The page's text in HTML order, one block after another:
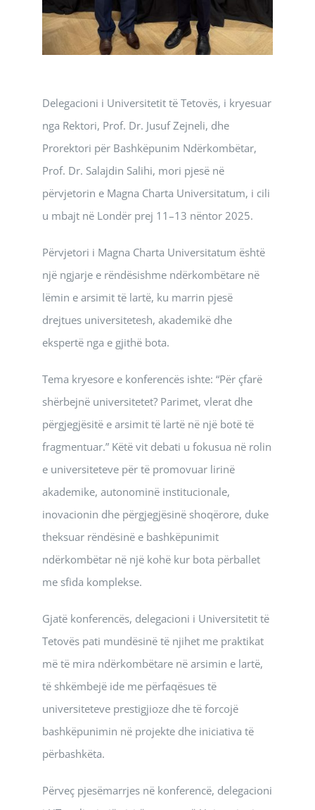
Delegacioni i Universitetit të Tetovës, i kryesuar
nga Rektori, Prof. Dr. Jusuf Zejneli, dhe
Prorektori për Bashkëpunim Ndërkombëtar,
Prof. Dr. Salajdin Salihi, mori pjesë në
përvjetorin e Magna Charta Universitatum, i cili
u mbajt në Londër prej 11–13 nëntor 2025.
Përvjetori i Magna Charta Universitatum është
një ngjarje e rëndësishme ndërkombëtare në
lëmin e arsimit të lartë, ku marrin pjesë
drejtues universitetesh, akademikë dhe
ekspertë nga e gjithë bota.
Tema kryesore e konferencës ishte: “Për çfarë
shërbejnë universitetet? Parimet, vlerat dhe
përgjegjësitë e arsimit të lartë në një botë të
fragmentuar.” Këtë vit debati u fokusua në rolin
e universiteteve për të promovuar lirinë
akademike, autonominë institucionale,
inovacionin dhe përgjegjësinë shoqërore, duke
theksuar rëndësinë e bashkëpunimit
ndërkombëtar në një kohë kur bota përballet
me sfida komplekse.
Gjatë konferencës, delegacioni i Universitetit të
Tetovës pati mundësinë të njihet me praktikat
më të mira ndërkombëtare në arsimin e lartë,
të shkëmbejë ide me përfaqësues të
universiteteve prestigjioze dhe të forcojë
bashkëpunimin në projekte dhe iniciativa të
përbashkëta.
Përveç pjesëmarrjes në konferencë, delegacioni